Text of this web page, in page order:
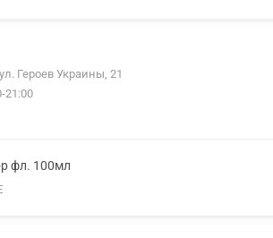
Героев Украины, 21
21:00
фл. 100мл